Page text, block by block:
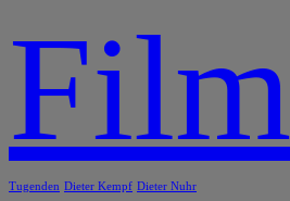
Film
Tugenden Dieter Kempf Dieter Nuhr